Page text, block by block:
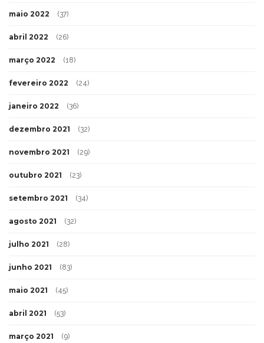
maio 2022 (37)
abril 2022 (26)
março 2022 (18)
fevereiro 2022 (24)
janeiro 2022 (36)
dezembro 2021 (32)
novembro 2021 (29)
outubro 2021 (23)
setembro 2021 (34)
agosto 2021 (32)
julho 2021 (28)
junho 2021 (83)
maio 2021 (45)
abril 2021 (53)
março 2021 (9)